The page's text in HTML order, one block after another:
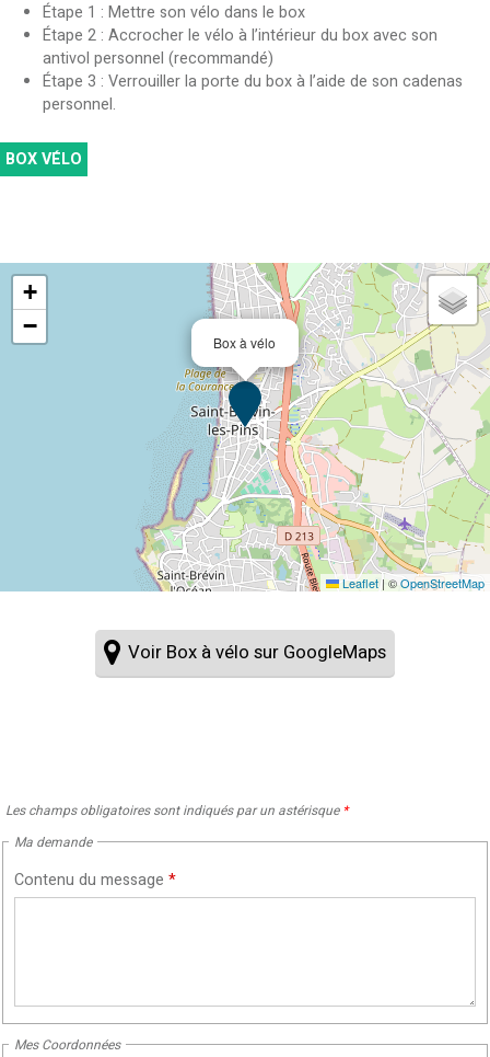
Étape 1 : Mettre son vélo dans le box
Étape 2 : Accrocher le vélo à l’intérieur du box avec son
antivol personnel (recommandé)
Étape 3 : Verrouiller la porte du box à l’aide de son cadenas
personnel.
BOX VÉLO
Box à vélo
+
−
Leaflet | ©OpenStreetMap
Voir Box à vélo sur GoogleMaps
Les champs obligatoires sont indiqués par un astérisque *
Ma demande
Contenu du message *
Mes Coordonnées